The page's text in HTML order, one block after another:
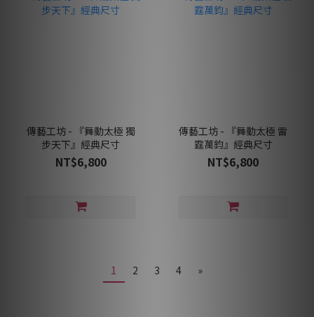
傳藝工坊 - 『舞動太極 獨
步天下』經典尺寸
NT$6,800
傳藝工坊 - 『舞動太極 雷
霆萬鈞』經典尺寸
NT$6,800
1 2 3 4 »